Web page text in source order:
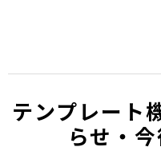
テンプレート
らせ・